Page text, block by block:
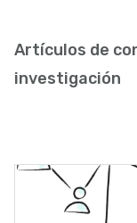
ayuda
a
Artículos de
investigación